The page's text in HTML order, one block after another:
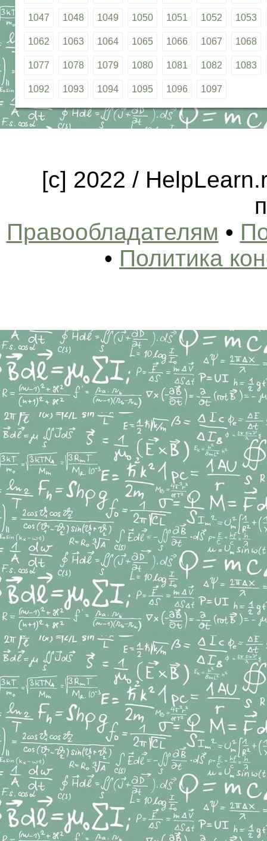
1047 1048 1049 1050 1051 1052 1053
1062 1063 1064 1065 1066 1067 1068
1077 1078 1079 1080 1081 1082 1083
1092 1093 1094 1095 1096 1097
[c] 2022 /
Правообладателям •
• Политика